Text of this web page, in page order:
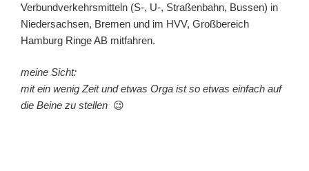
Verbundverkehrsmitteln (S-, U-, Straßenbahn, Bussen) in
Niedersachsen, Bremen und im HVV, Großbereich
Hamburg Ringe AB mitfahren.
meine Sicht:
mit ein wenig Zeit und etwas Orga ist so etwas einfach auf
die Beine zu stellen 😉